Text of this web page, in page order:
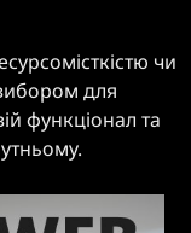
чи
для
функціонал та